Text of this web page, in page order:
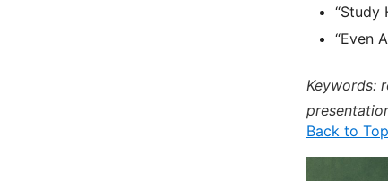
“Study
“Even
Keywords:
Back to